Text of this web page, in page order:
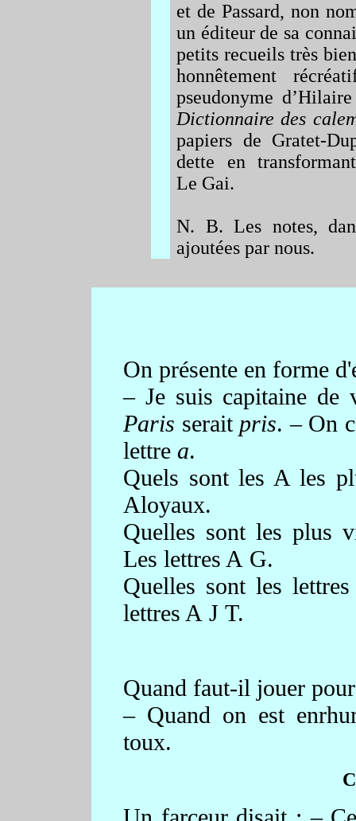
et de Passard, non
un éditeur de sa
petits recueils très
honnêtement
pseudonyme
Dictionnaire des
papiers de Gratet-
dette en
Le Gai.
N. B. Les notes,
ajoutées par nous.
On présente en forme
– Je suis capitaine de
Paris serait pris. – On
lettre a.
Quels sont les A les
Aloyaux.
Quelles sont les plus
Les lettres A G.
Quelles sont les
lettres A J T.
Quand faut-il jouer
– Quand on est
toux.